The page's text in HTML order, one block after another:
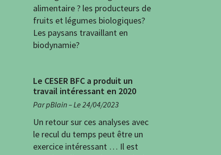
alimentaire ? les producteurs de
fruits et légumes biologiques?
Les paysans travaillant en
biodynamie?
Le CESER BFC a produit un
travail intéressant en 2020
Par pBlain – Le 24/04/2023
Un retour sur ces analyses avec
le recul du temps peut être un
exercice intéressant … Il est